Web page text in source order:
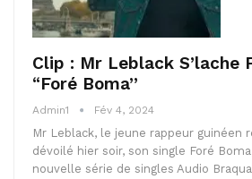
Clip : Mr Leblack S’lache
“Foré Boma”
Admin1 Fév 4, 2024
Mr Leblack, le jeune rappeur guinéen
dévoilé hier soir, son single Foré
nouvelle série de singles Audio